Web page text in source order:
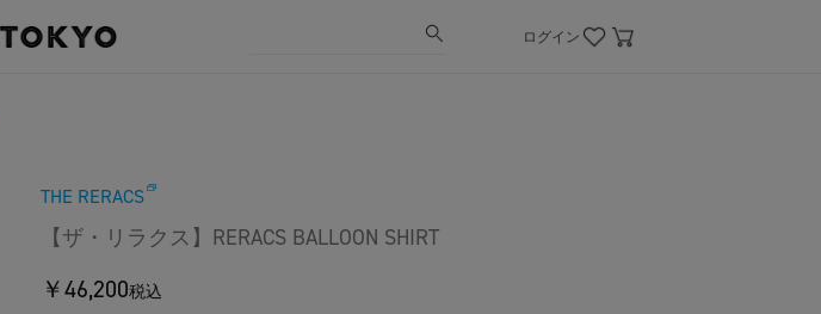
ログイン
THE RERACS
【ザ・リラクス】RERACS BALLOON SHIRT
￥46,200税込